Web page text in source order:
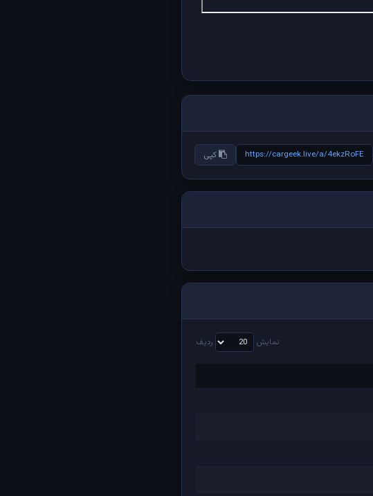
https://cargeek.live/a/4ekzRoFE کپی
نمایش ردیف